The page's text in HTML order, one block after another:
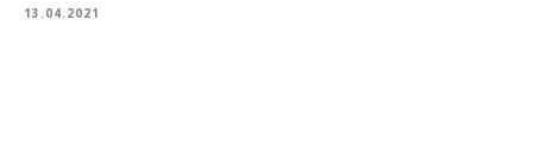
13.04.2021